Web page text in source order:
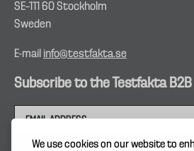
We use cookies on our website to
SE–111 60 Stockholm
Sweden
E-mail info@testfakta.se
Subscribe to the Testfakta